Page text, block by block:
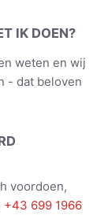
IK DOEN?
weten en wij
- dat beloven
voordoen,
+43 699 1966